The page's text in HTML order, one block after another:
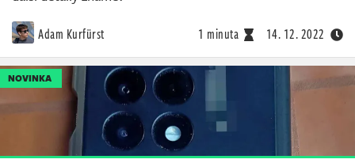
Adam Kurfürst 1 minuta 14. 12. 2022
NOVINKA